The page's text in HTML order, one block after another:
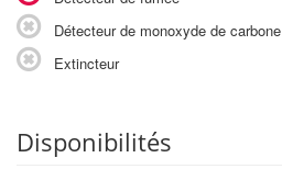
Détecteur de monoxyde de carbone
Extincteur
Disponibilités